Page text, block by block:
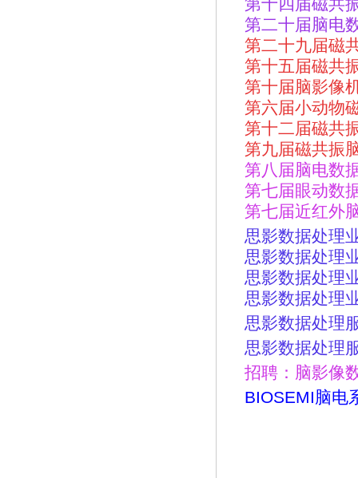
第二十届脑电
第二十九届磁
第十五届磁共
第十届脑影像
第六届小动物
第十二届磁共
第九届磁共振
第八届脑电数
第七届眼动数
第七届近红外
思影数据处理
思影数据处理
思影数据处理
思影数据处理
思影数据处理
思影数据处理
招聘：脑影像
BIOSEMI脑电